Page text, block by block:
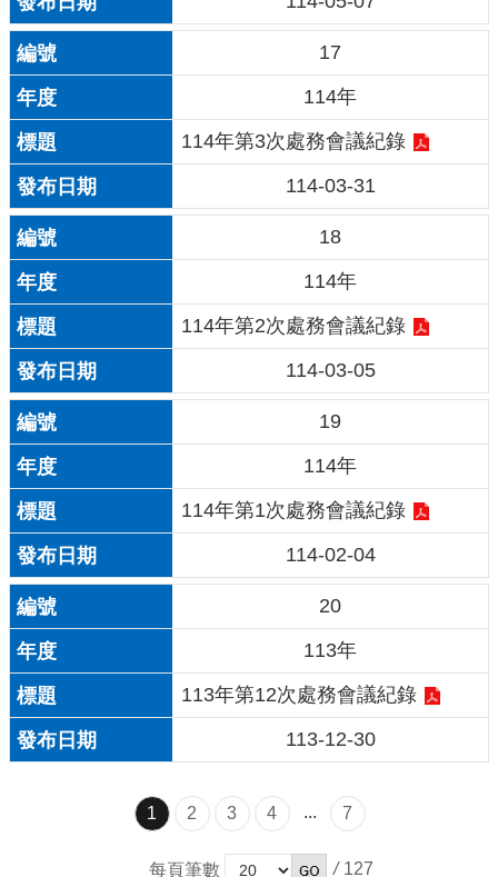
17
114年
114年第3次處務會議紀錄
114-03-31
18
114年
114年第2次處務會議紀錄
114-03-05
19
114年
114年第1次處務會議紀錄
114-02-04
20
113年
113年第12次處務會議紀錄
113-12-30
1 2 3 4 ... 7
每頁筆數 / 127